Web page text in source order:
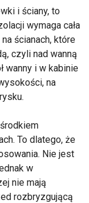
i ściany, to
wymaga cała
ścianach, które
czyli nad wanną
wanny i w kabinie
na
To dlatego, że
Nie jest
w
nie mają
rozbryzgującą